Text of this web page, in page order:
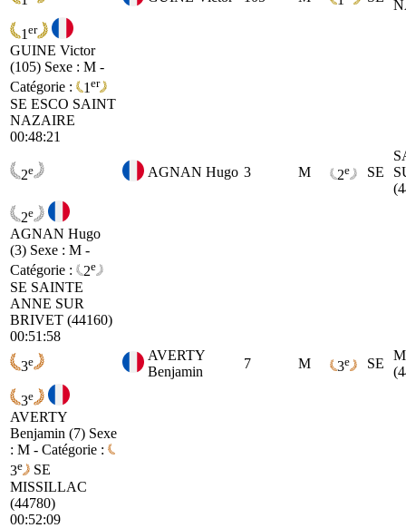
1 er
GUINE Victor
(105) Sexe : M -
Catégorie :
1 er
SE ESCO SAINT
NAZAIRE
00:48:21
2e AGNAN Hugo 3 M 2e SE
2e
AGNAN Hugo
(3) Sexe : M -
Catégorie :
2e
SE SAINTE
ANNE SUR
BRIVET (44160)
00:51:58
3e
AVERTY
Benjamin
7 M 3e SE
3e
AVERTY
Benjamin (7) Sexe
: M - Catégorie :
3e
SE
MISSILLAC
(44780)
00:52:09